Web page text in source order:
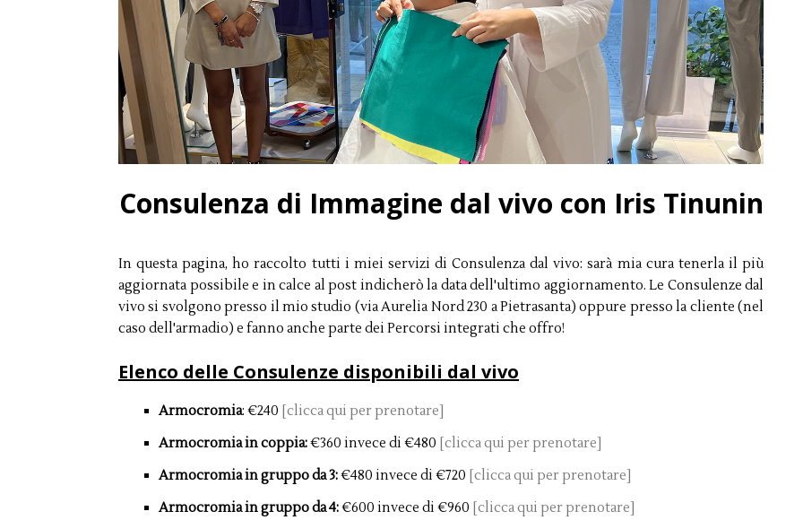
Consulenza di Immagine dal vivo con Iris Tinunin
In questa pagina, ho raccolto tutti i miei servizi di Consulenza dal vivo: sarà mia cura tenerla il più
aggiornata possibile e in calce al post indicherò la data dell'ultimo aggiornamento. Le Consulenze dal
vivo si svolgono presso il mio studio (via Aurelia Nord 230 a Pietrasanta) oppure presso la cliente (nel
caso dell'armadio) e fanno anche parte dei Percorsi integrati che offro!
Elenco delle Consulenze disponibili dal vivo
Armocromia: €240 [clicca qui per prenotare]
Armocromia in coppia:€360 invece di €480 [clicca qui per prenotare]
Armocromia in gruppo da 3:€480 invece di €720 [clicca qui per prenotare]
Armocromia in gruppo da 4:€600 invece di €960 [clicca qui per prenotare]